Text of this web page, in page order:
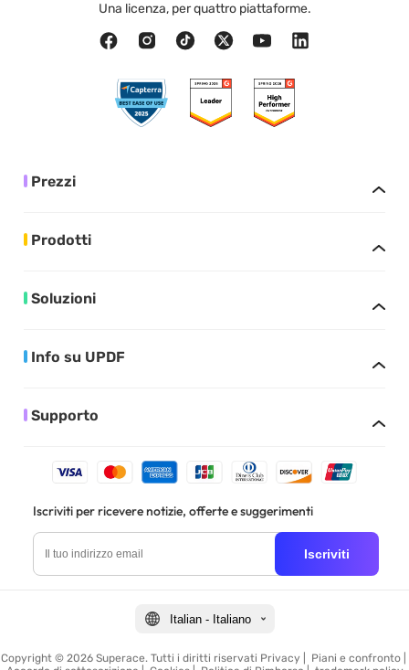
Una licenza, per quattro piattaforme.
Prezzi
Prodotti
Soluzioni
Info su UPDF
Supporto
Iscriviti per ricevere notizie, offerte e suggerimenti
Iscriviti
Italian - Italiano
Copyright © 2026 Superace. Tutti i diritti riservati Privacy Piani e confronto|